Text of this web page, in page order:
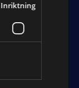
Inriktning